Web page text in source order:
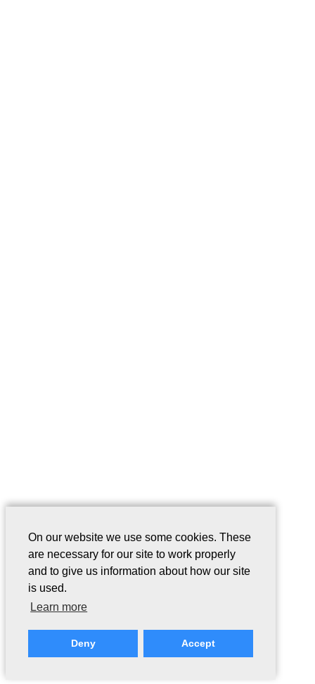
On our website we use some cookies. These
are necessary for our site to work properly
and to give us information about how our site
is used.
Learn more
Deny Accept